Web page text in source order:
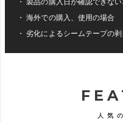
・ 海外での購入、使用の場合
・ 劣化によるシームテープの
人気